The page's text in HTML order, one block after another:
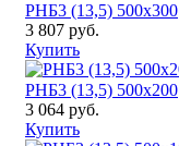
РНБ3 (13,5) 500x300
3 807 руб.
Купить
РНБ3 (13,5) 500x200
3 064 руб.
Купить